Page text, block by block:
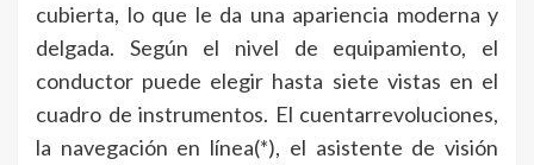
cubierta, lo que le da una apariencia moderna y
delgada. Según el nivel de equipamiento, el
conductor puede elegir hasta siete vistas en el
cuadro de instrumentos. El cuentarrevoluciones,
la navegación en línea(*), el asistente de visión